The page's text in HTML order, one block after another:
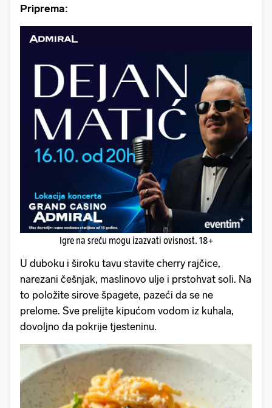
Priprema:
Igre na sreću mogu izazvati ovisnost. 18+
U duboku i široku tavu stavite cherry rajčice,
narezani češnjak, maslinovo ulje i prstohvat soli. Na
to položite sirove špagete, pazeći da se ne
prelome. Sve prelijte kipućom vodom iz kuhala,
dovoljno da pokrije tjesteninu.